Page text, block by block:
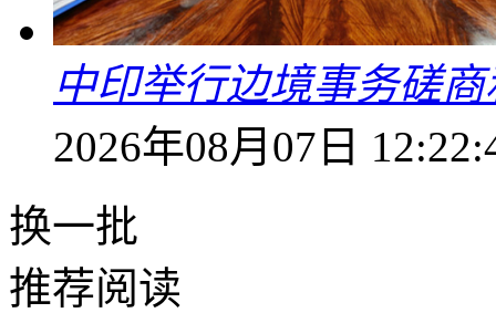
中印举行边境事务磋
2026年08月07日
换一批
推荐阅读